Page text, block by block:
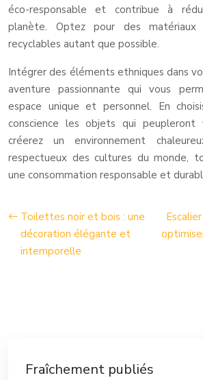
éco-responsable et contribue à
planète. Optez pour des matériaux
recyclables autant que possible.
Intégrer des éléments ethniques dans
aventure passionnante qui vous
espace unique et personnel. En
conscience les objets qui peupleront
créerez un environnement
respectueux des cultures du monde,
une consommation responsable et
Toilettes noir et bois : une
décoration élégante et
intemporelle
Fraîchement publiés